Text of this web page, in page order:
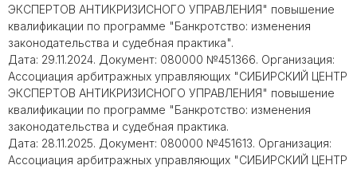
ЭКСПЕРТОВ АНТИКРИЗИСНОГО УПРАВЛЕНИЯ" повышение
квалификации по программе "Банкротство: изменения
законодательства и судебная практика".
Дата: 29.11.2024. Документ: 080000 №451366. Организация:
Ассоциация арбитражных управляющих "СИБИРСКИЙ ЦЕНТР
ЭКСПЕРТОВ АНТИКРИЗИСНОГО УПРАВЛЕНИЯ" повышение
квалификации по программе "Банкротство: изменения
законодательства и судебная практика.
Дата: 28.11.2025. Документ: 080000 №451613. Организация:
Ассоциация арбитражных управляющих "СИБИРСКИЙ ЦЕНТР